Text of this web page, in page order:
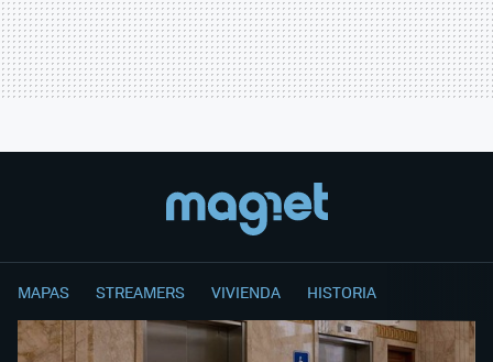
MAPAS STREAMERS VIVIENDA HISTORIA